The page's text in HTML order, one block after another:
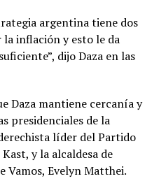
argentina tiene dos
inflación y esto le da
dijo Daza en las
Daza mantiene cercanía y
presidenciales de la
líder del Partido
y la alcaldesa de
Vamos, Evelyn Matthei.